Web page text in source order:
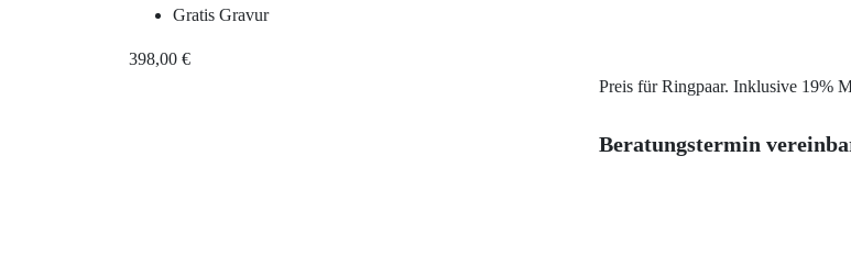
Gratis Gravur
398,00 €
Preis für Ringpaar. Inklusive 19%
Beratungstermin